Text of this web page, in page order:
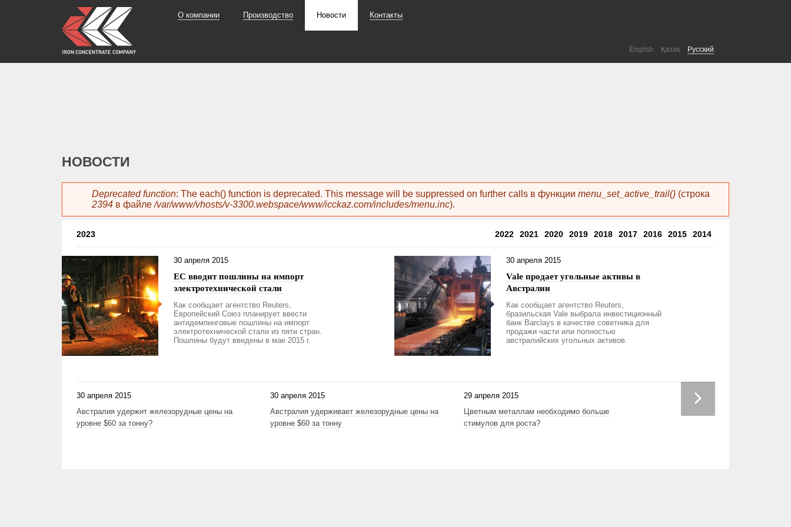
О компании Производство Новости Контакты
English Қазақ Русский
НОВОСТИ
Сообщение об ошибке
Deprecated function: The each() function is deprecated. This message will be suppressed on further calls в функции menu_set_active_trail() (строка
2394 в файле/var/www/vhosts/v-3300.webspace/www/icckaz.com/includes/menu.inc).
2023 2022 2021 2020 2019 2018 2017 2016 2015 2014
30 апреля 2015
ЕС вводит пошлины на импорт
электротехнической стали
Как сообщает агентство Reuters,
Европейский Союз планирует ввести
антидемпинговые пошлины на импорт
электротехнической стали из пяти стран.
Пошлины будут введены в мае 2015 г.
30 апреля 2015
Vale продает угольные активы в
Австралии
Как сообщает агентство Reuters,
бразильская Vale выбрала инвестиционный
банк Barclays в качестве советника для
продажи части или полностью
австралийских угольных активов.
30 апреля 2015
Австралия удержит железорудные цены на
уровне $60 за тонну?
30 апреля 2015
Австралия удерживает железорудные цены на
уровне $60 за тонну
29 апреля 2015
Цветным металлам необходимо больше
стимулов для роста?